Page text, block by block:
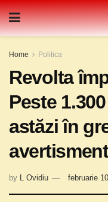
Home Politica
Revolta
Peste
astăzi în
by L Ovidiu februarie